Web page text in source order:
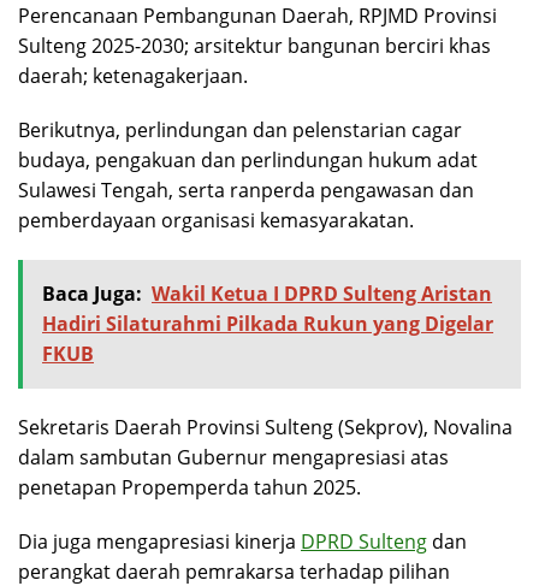
Perencanaan Pembangunan Daerah, RPJMD Provinsi
Sulteng 2025-2030; arsitektur bangunan berciri khas
daerah; ketenagakerjaan.
Berikutnya, perlindungan dan pelenstarian cagar
budaya, pengakuan dan perlindungan hukum adat
Sulawesi Tengah, serta ranperda pengawasan dan
pemberdayaan organisasi kemasyarakatan.
Baca Juga: Wakil Ketua I DPRD Sulteng Aristan
Hadiri Silaturahmi Pilkada Rukun yang Digelar
FKUB
Sekretaris Daerah Provinsi Sulteng (Sekprov), Novalina
dalam sambutan Gubernur mengapresiasi atas
penetapan Propemperda tahun 2025.
Dia juga mengapresiasi kinerja DPRD Sulteng dan
perangkat daerah pemrakarsa terhadap pilihan